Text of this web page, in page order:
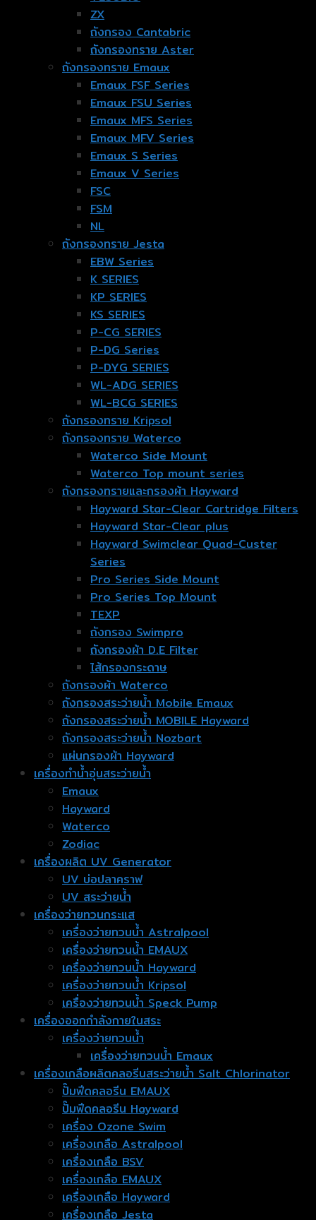
ZX
ถังกรอง Cantabric
ถังกรองทราย Aster
ถังกรองทราย Emaux
Emaux FSF Series
Emaux FSU Series
Emaux MFS Series
Emaux MFV Series
Emaux S Series
Emaux V Series
FSC
FSM
NL
ถังกรองทราย Jesta
EBW Series
K SERIES
KP SERIES
KS SERIES
P-CG SERIES
P-DG Series
P-DYG SERIES
WL-ADG SERIES
WL-BCG SERIES
ถังกรองทราย Kripsol
ถังกรองทราย Waterco
Waterco Side Mount
Waterco Top mount series
ถังกรองทรายและกรองผ้า Hayward
Hayward Star-Clear Cartridge Filters
Hayward Star-Clear plus
Hayward Swimclear Quad-Custer
Series
Pro Series Side Mount
Pro Series Top Mount
TEXP
ถังกรอง Swimpro
ถังกรองผ้า D.E Filter
ไส้กรองกระดาษ
ถังกรองผ้า Waterco
ถังกรองสระว่ายน้ำ Mobile Emaux
ถังกรองสระว่ายน้ำ MOBILE Hayward
ถังกรองสระว่ายน้ำ Nozbart
แผ่นกรองผ้า Hayward
เครื่องทำน้ำอุ่นสระว่ายน้ำ
Emaux
Hayward
Waterco
Zodiac
เครื่องผลิต UV Generator
UV บ่อปลาคราฟ
UV สระว่ายน้ำ
เครื่องว่ายทวนกระแส
เครื่องว่ายทวนน้ำ Astralpool
เครื่องว่ายทวนน้ำ EMAUX
เครื่องว่ายทวนน้ำ Hayward
เครื่องว่ายทวนน้ำ Kripsol
เครื่องว่ายทวนน้ำ Speck Pump
เครื่องออกกำลังกายในสระ
เครื่องว่ายทวนน้ำ
เครื่องว่ายทวนน้ำ Emaux
เครื่องเกลือผลิตคลอรีนสระว่ายน้ำ Salt Chlorinator
ปั๊มฟีดคลอรีน EMAUX
ปั๊มฟีดคลอรีน Hayward
เครื่อง Ozone Swim
เครื่องเกลือ Astralpool
เครื่องเกลือ BSV
เครื่องเกลือ EMAUX
เครื่องเกลือ Hayward
เครื่องเกลือ Jesta